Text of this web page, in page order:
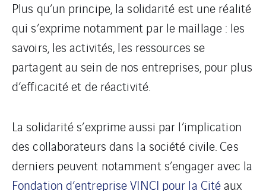
Plus qu’un principe, la solidarité est une réalité
qui s’exprime notamment par le maillage : les
savoirs, les activités, les ressources se
partagent au sein de nos entreprises, pour plus
d’efficacité et de réactivité.
La solidarité s’exprime aussi par l’implication
des collaborateurs dans la société civile. Ces
derniers peuvent notamment s’engager avec la
Fondation d’entreprise VINCI pour la Citéaux